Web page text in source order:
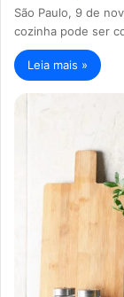
São Paulo, 9 de
cozinha pode ser
Leia mais »